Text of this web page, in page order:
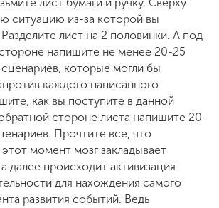
ситуацию из-за которой вы
лист на 2 половинки. А под
напишите не менее 20-25
которые могли бы
каждого написанного
как вы поступите в данной
стороне листа напишите 20-
Прочтите все, что
момент мозг закладывает
далее происходит активизация
для нахождения самого
развития событий. Ведь